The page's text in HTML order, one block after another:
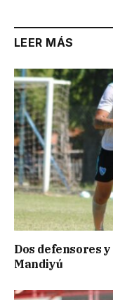
LEER MÁS
Dos defensores
Mandiyú